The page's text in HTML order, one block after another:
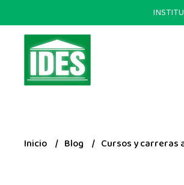
Inicio Blog Cursos y carreras